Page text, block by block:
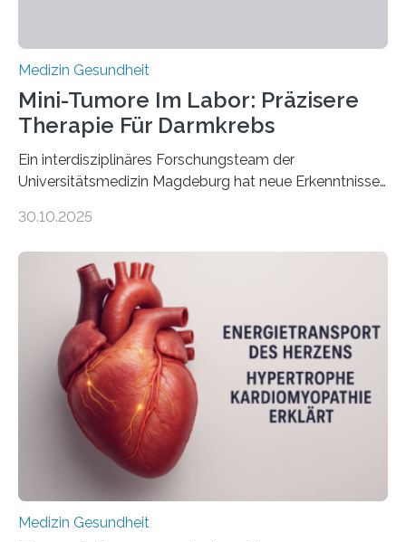
Medizin Gesundheit
Mini-Tumore Im Labor: Präzisere
Therapie Für Darmkrebs
Ein interdisziplinäres Forschungsteam der
Universitätsmedizin Magdeburg hat neue Erkenntnisse
behandelt werden kann. In ihrer aktuellen Studie,
Oncology, zeigen die Forschenden, dass Mini-Tumore
aus Gewebe von Patientinnen und Patienten –
sogenannte Organoide – genutzt werden können, um
vorab zu prüfen, welche Medikamente am besten
wirken. Dabei wurde ein Eiweiß identifiziert, das künftig
als Biomarker für die Wahl der passenden Therapie
dienen könnte. Darmkrebs zählt weltweit zu den
häufigsten Krebsarten und stellt…
30.10.2025
Medizin Gesundheit